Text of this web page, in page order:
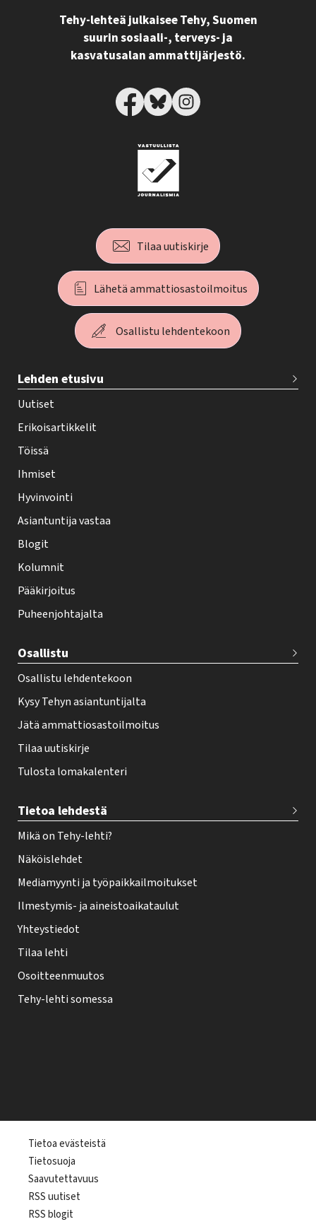
Tehy-lehteä julkaisee Tehy, Suomen
suurin sosiaali-, terveys- ja
kasvatusalan ammattijärjestö.
Tilaa uutiskirje
Lähetä ammattiosastoilmoitus
Osallistu lehdentekoon
e
h
y
-
e
h
t
i
f
o
t
r
Lehden etusivu
Uutiset
Erikoisartikkelit
Töissä
Ihmiset
Hyvinvointi
Asiantuntija vastaa
Blogit
Kolumnit
Pääkirjoitus
Puheenjohtajalta
Osallistu
Osallistu lehdentekoon
Kysy Tehyn asiantuntijalta
Jätä ammattiosastoilmoitus
Tilaa uutiskirje
Tulosta lomakalenteri
Tietoa lehdestä
Mikä on Tehy-lehti?
Näköislehdet
Mediamyynti ja työpaikkailmoitukset
Ilmestymis- ja aineistoaikataulut
Yhteystiedot
Tilaa lehti
Osoitteenmuutos
Tehy-lehti somessa
Tietoa evästeistä
Tietosuoja
Saavutettavuus
RSS uutiset
RSS blogit